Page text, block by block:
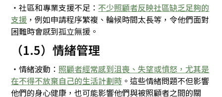
・社區和專業支援不足：不少照顧者反映社區缺乏足夠的
支援 ，例如申請程序繁複、輪候時間太長等，令他們面對
困難時會感到孤立無援。
（1.5）情緒管理
・情緒波動： 照顧者經常感到沮喪、失望或憤怒，尤其是
在不得不放棄自己的生活計劃時 。這些情緒問題不但影響
他們的身心健康，也可能影響他們與被照顧者之間的關